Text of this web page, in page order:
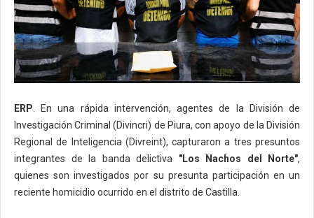
ERP . En una rápida intervención, agentes de la División de
Investigación Criminal (Divincri) de Piura, con apoyo de la División
Regional de Inteligencia (Divreint), capturaron a tres presuntos
integrantes de la banda delictiva "Los Nachos del Norte",
quienes son investigados por su presunta participación en un
reciente homicidio ocurrido en el distrito de Castilla.